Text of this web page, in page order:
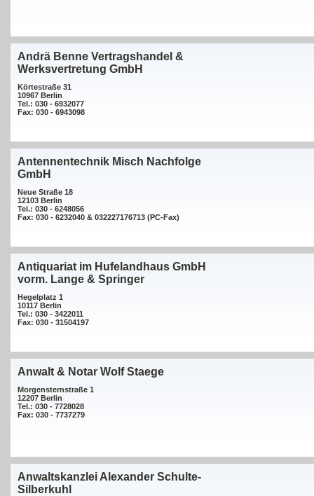
Andrä Benne Vertragshandel &
Werksvertretung GmbH
Körtestraße 31
10967 Berlin
Tel.: 030 - 6932077
Fax: 030 - 6943098
Antennentechnik Misch Nachfolge
GmbH
Neue Straße 18
12103 Berlin
Tel.: 030 - 6248056
Fax: 030 - 6232040 & 032227176713 (PC-Fax)
Antiquariat im Hufelandhaus GmbH
vorm. Lange & Springer
Hegelplatz 1
10117 Berlin
Tel.: 030 - 3422011
Fax: 030 - 31504197
Anwalt & Notar Wolf Staege
Morgensternstraße 1
12207 Berlin
Tel.: 030 - 7728028
Fax: 030 - 7737279
Anwaltskanzlei Alexander Schulte-
Silberkuhl